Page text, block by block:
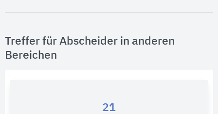
Treffer für Abscheider in anderen
Bereichen
21